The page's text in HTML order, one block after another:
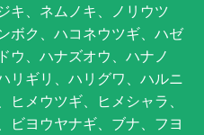
キ、ネムノキ、ノリウツ
ボク、ハコネウツギ、ハゼ
ウ、ハナズオウ、ハナノ
リギリ、ハリグワ、ハルニ
メウツギ、ヒメシャラ、
ビヨウヤナギ、ブナ、フヨ